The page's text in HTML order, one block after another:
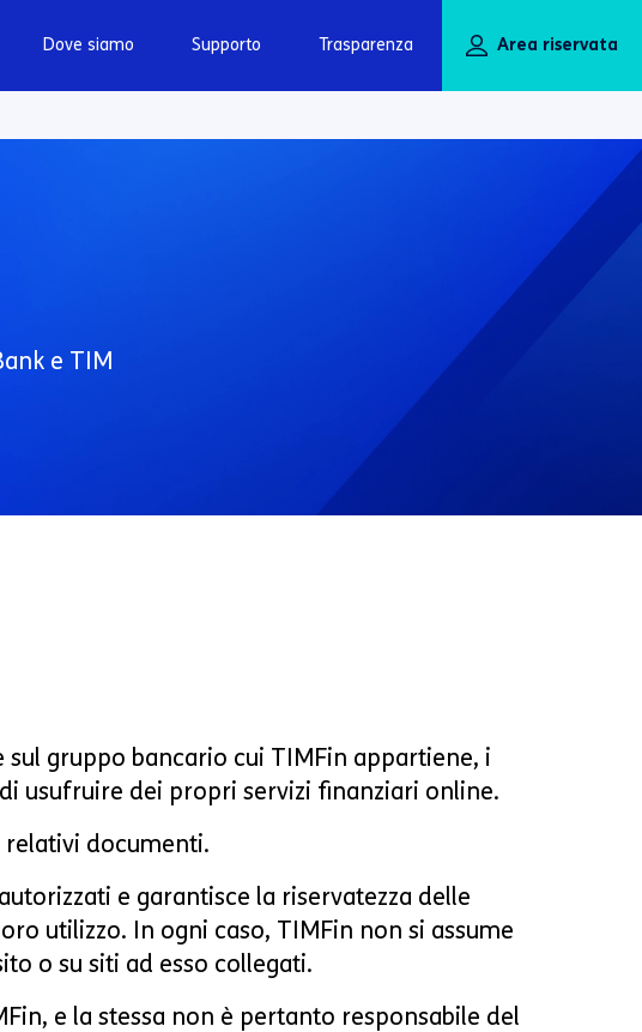
Dove siamo Supporto Trasparenza Area riservata
e TIM
gruppo bancario cui TIMFin appartiene, i
usufruire dei propri servizi finanziari online.
relativi documenti.
e garantisce la riservatezza delle
utilizzo. In ogni caso, TIMFin non si assume
o su siti ad esso collegati.
e la stessa non è pertanto responsabile del